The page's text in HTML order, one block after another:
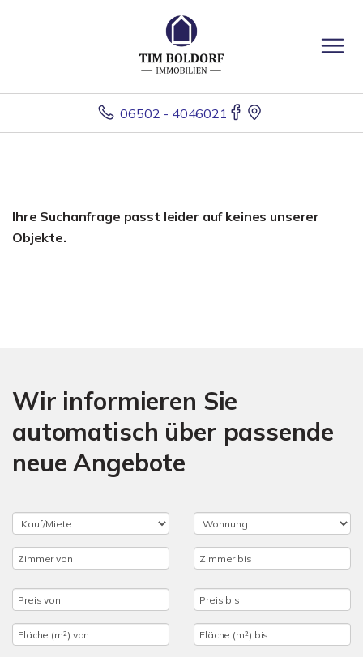
06502 - 4046021
Ihre Suchanfrage passt leider auf keines unserer
Objekte.
Wir informieren Sie
automatisch über passende
neue Angebote